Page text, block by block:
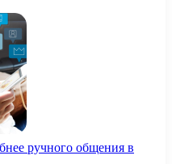
ручного общения в